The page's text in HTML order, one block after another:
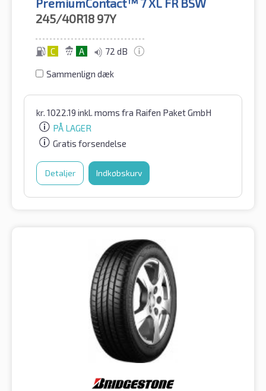
PremiumContact™ 7 XL FR BSW
245/40R18 97Y
C A 72 dB
Sammenlign dæk
kr. 1022.19 inkl. moms fra Raifen Paket GmbH
PÅ LAGER
Gratis forsendelse
Detaljer Indkøbskurv